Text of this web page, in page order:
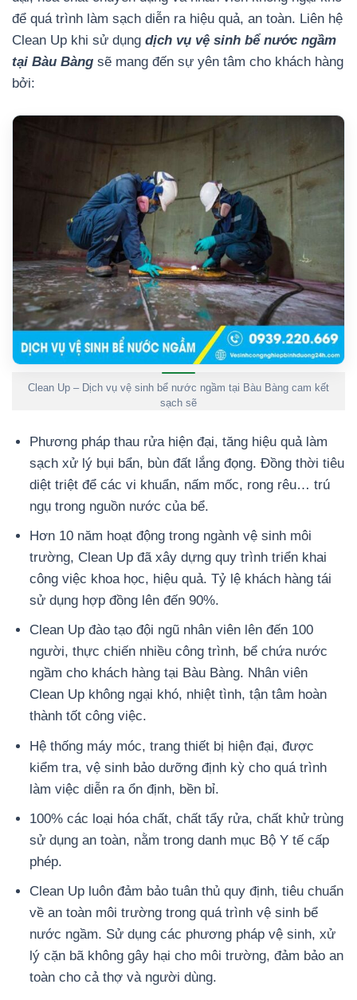
để quá trình làm sạch diễn ra hiệu quả, an toàn. Liên hệ
Clean Up khi sử dụng dịch vụ vệ sinh bể nước ngầm
tại Bàu Bàng sẽ mang đến sự yên tâm cho khách hàng
bởi:
Clean Up – Dịch vụ vệ sinh bể nước ngầm tại Bàu Bàng cam kết
sạch sẽ
Phương pháp thau rửa hiện đại, tăng hiệu quả làm
sạch xử lý bụi bẩn, bùn đất lắng đọng. Đồng thời tiêu
diệt triệt để các vi khuẩn, nấm mốc, rong rêu… trú
ngụ trong nguồn nước của bể.
Hơn 10 năm hoạt động trong ngành vệ sinh môi
trường, Clean Up đã xây dựng quy trình triển khai
công việc khoa học, hiệu quả. Tỷ lệ khách hàng tái
sử dụng hợp đồng lên đến 90%.
Clean Up đào tạo đội ngũ nhân viên lên đến 100
người, thực chiến nhiều công trình, bể chứa nước
ngầm cho khách hàng tại Bàu Bàng. Nhân viên
Clean Up không ngại khó, nhiệt tình, tận tâm hoàn
thành tốt công việc.
Hệ thống máy móc, trang thiết bị hiện đại, được
kiểm tra, vệ sinh bảo dưỡng định kỳ cho quá trình
làm việc diễn ra ổn định, bền bỉ.
100% các loại hóa chất, chất tẩy rửa, chất khử trùng
sử dụng an toàn, nằm trong danh mục Bộ Y tế cấp
phép.
Clean Up luôn đảm bảo tuân thủ quy định, tiêu chuẩn
về an toàn môi trường trong quá trình vệ sinh bể
nước ngầm. Sử dụng các phương pháp vệ sinh, xử
lý cặn bã không gây hại cho môi trường, đảm bảo an
toàn cho cả thợ và người dùng.